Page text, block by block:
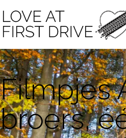
Filmpjes
broers,